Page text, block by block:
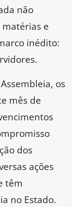
não
e
inédito:
os
mês de
dos
ações
têm
no Estado.